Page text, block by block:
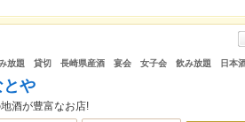
放題 貸切 長崎県産酒 宴会 女子会 飲み放題 日本
や
酒が豊富なお店!